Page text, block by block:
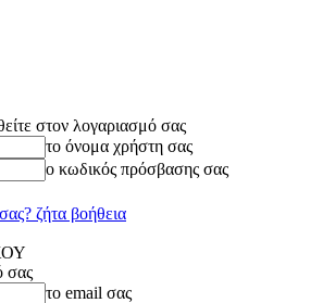
στον λογαριασμό σας
το όνομα χρήστη σας
ο κωδικός πρόσβασης σας
ζήτα βοήθεια
σας
το email σας